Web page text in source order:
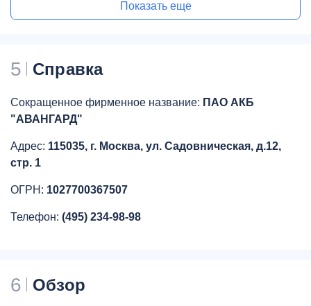
Показать еще
5 Справка
Сокращенное фирменное название: ПАО АКБ
"АВАНГАРД"
Адрес: 115035, г. Москва, ул. Садовническая, д.12,
стр. 1
ОГРН: 1027700367507
Телефон: (495) 234-98-98
6 Обзор